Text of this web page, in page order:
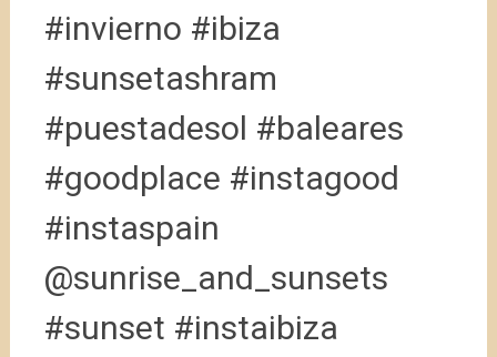
#invierno #ibiza
#sunsetashram
#puestadesol #baleares
#goodplace #instagood
#instaspain
@sunrise_and_sunsets
#sunset #instaibiza